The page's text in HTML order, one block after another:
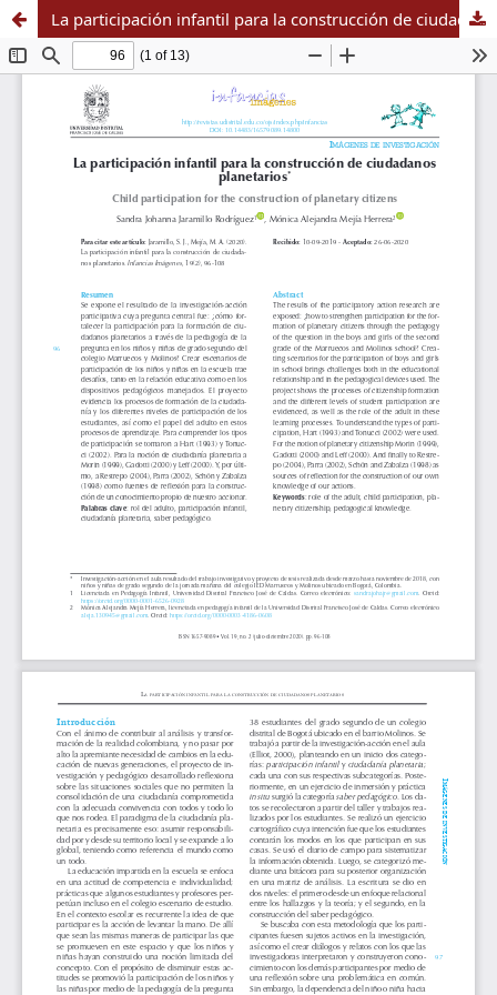
La participación infantil para la construcción de ciudadanos planetarios